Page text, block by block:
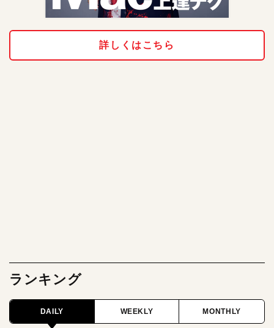
詳しくはこちら
ランキング
DAILY WEEKLY MONTHLY